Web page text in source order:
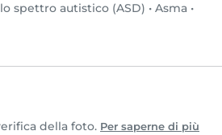
spettro autistico (ASD) • Asma •
della foto. Per saperne di più